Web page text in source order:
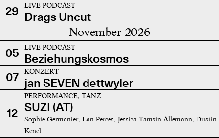
29
LIVE-PODCAST
Drags Uncut
November 2026
05 LIVE-PODCAST
Beziehungskosmos
07
KONZERT
jan SEVEN dettwyler
12
PERFORMANCE, TANZ
SUZI (AT)
Sophie Germanier, Lan Perces, Jessica Tamsin Allemann, Dustin
Kenel